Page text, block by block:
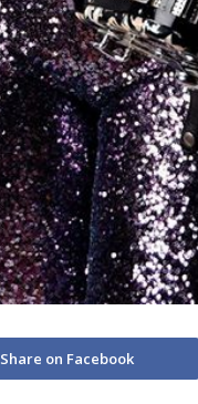
Share on Facebook